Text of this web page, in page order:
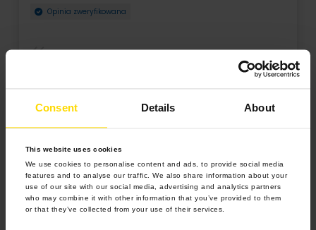
Consent Details About
This website uses cookies
We use cookies to personalise content and ads, to provide social media
features and to analyse our traffic. We also share information about your
use of our site with our social media, advertising and analytics partners
who may combine it with other information that you’ve provided to them
or that they’ve collected from your use of their services.
Opinia zweryfikowana
Od ponad 13 lat zamawiam fotoksiazki format A4. Mam ich
4.9 z 5.0